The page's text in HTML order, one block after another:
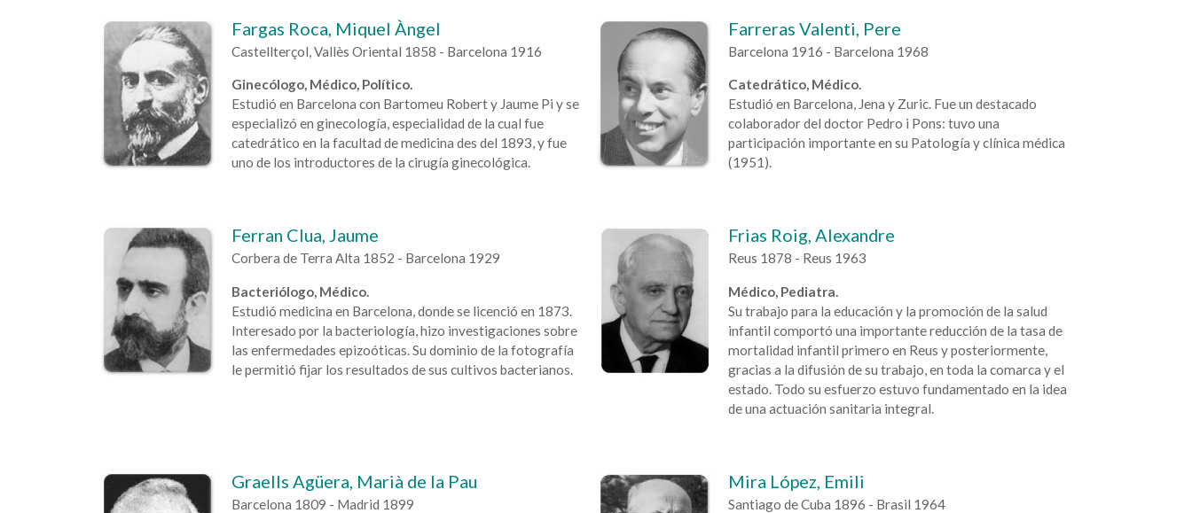
Fargas Roca, Miquel Àngel
Castellterçol, Vallès Oriental 1858 - Barcelona 1916
Ginecólogo, Médico, Político.
Estudió en Barcelona con Bartomeu Robert y Jaume Pi y se
especializó en ginecología, especialidad de la cual fue
catedrático en la facultad de medicina des del 1893, y fue
uno de los introductores de la cirugía ginecológica.
Farreras Valenti, Pere
Barcelona 1916 - Barcelona 1968
Catedrático, Médico.
Estudió en Barcelona, Jena y Zuric. Fue un destacado
colaborador del doctor Pedro i Pons: tuvo una
participación importante en su Patología y clínica médica
(1951).
Ferran Clua, Jaume
Corbera de Terra Alta 1852 - Barcelona 1929
Bacteriólogo, Médico.
Estudió medicina en Barcelona, donde se licenció en 1873.
Interesado por la bacteriología, hizo investigaciones sobre
las enfermedades epizoóticas. Su dominio de la fotografía
le permitió fijar los resultados de sus cultivos bacterianos.
Frias Roig, Alexandre
Reus 1878 - Reus 1963
Médico, Pediatra.
Su trabajo para la educación y la promoción de la salud
infantil comportó una importante reducción de la tasa de
mortalidad infantil primero en Reus y posteriormente,
gracias a la difusión de su trabajo, en toda la comarca y el
estado. Todo su esfuerzo estuvo fundamentado en la idea
de una actuación sanitaria integral.
Graells Agüera, Marià de la Pau
Barcelona 1809 - Madrid 1899
Mira López, Emili
Santiago de Cuba 1896 - Brasil 1964